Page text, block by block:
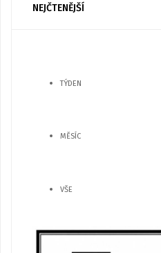
NEJČTENĚJŠÍ
TÝDEN
MĚSÍC
VŠE